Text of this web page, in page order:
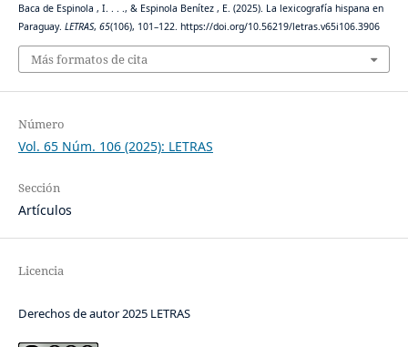
Baca de Espinola , I. . . ., & Espinola Benítez , E. (2025). La lexicografía hispana en
Paraguay. LETRAS, 65(106), 101–122. https://doi.org/10.56219/letras.v65i106.3906
Más formatos de cita
Número
Vol. 65 Núm. 106 (2025): LETRAS
Sección
Artículos
Licencia
Derechos de autor 2025 LETRAS